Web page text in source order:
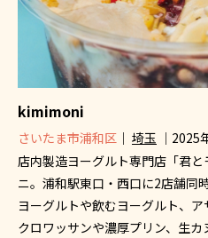
kimimoni
さいたま市浦和区 ｜ 埼玉 ｜2025
店内製造ヨーグルト専門店「君
ニ。浦和駅東口・西口に2店舗同
ヨーグルトや飲むヨーグルト、
クロワッサンや濃厚プリン、生カ